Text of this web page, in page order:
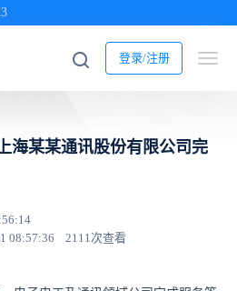
登录/注册
海某某通讯股份有限公司完
08:57:36
2111次查看